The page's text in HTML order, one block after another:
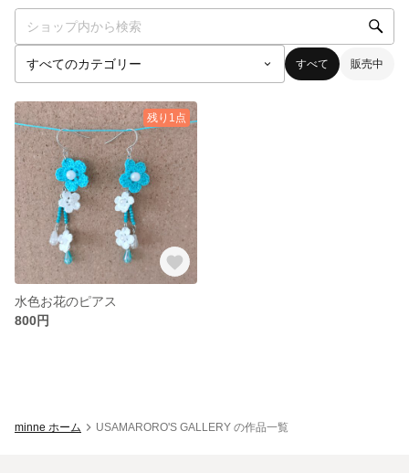
すべて 販売中
残り1点
水色お花のピアス
800円
minne ホーム USAMARORO'S GALLERY の作品一覧